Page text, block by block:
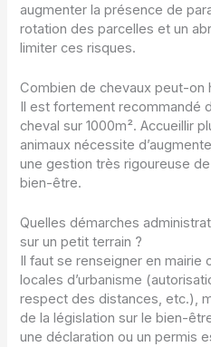
augmenter la présence de
rotation des parcelles et un
limiter ces risques.
Combien de chevaux peut-on
Il est fortement recommandé
cheval sur 1000m². Accueillir
animaux nécessite
une gestion très rigoureuse
bien-être.
Quelles démarches
sur un petit terrain ?
Il faut se renseigner en mairie
locales d’urbanisme
respect des distances, etc.),
de la législation sur le bien-
une déclaration ou un permis